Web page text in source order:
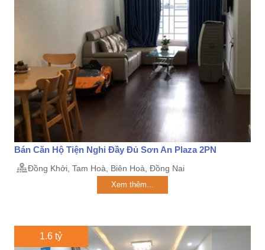
Bán Căn Hộ Tiện Nghi Đầy Đủ Sơn An Plaza 2PN
Đồng Khởi, Tam Hoà, Biên Hoà, Đồng Nai
Xem thêm...
1.6 tỷ